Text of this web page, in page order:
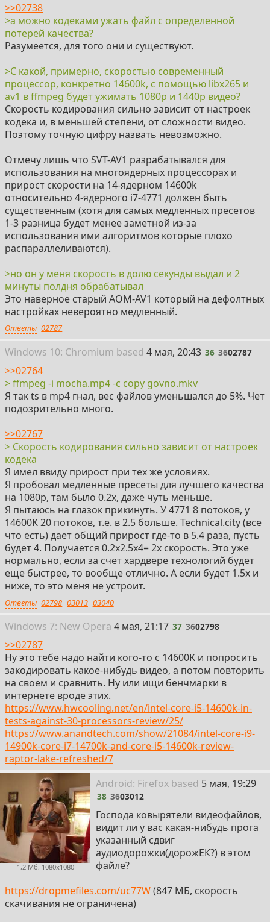
>>02738
>а можно кодеками ужать файл с определенной
потерей качества?
Разумеется, для того они и существуют.
>С какой, примерно, скоростью современный
процессор, конкретно 14600k, с помощью libx265 и
av1 в ffmpeg будет ужимать 1080p и 1440p видео?
Скорость кодирования сильно зависит от настроек
кодека и, в меньшей степени, от сложности видео.
Поэтому точную цифру назвать невозможно.
Отмечу лишь что SVT-AV1 разрабатывался для
использования на многоядерных процессорах и
прирост скорости на 14-ядерном 14600k
относительно 4-ядерного i7-4771 должен быть
существенным (хотя для самых медленных пресетов
1-3 разница будет менее заметной из-за
использования ими алгоритмов которые плохо
распараллеливаются).
>но он у меня скорость в долю секунды выдал и 2
минуты полдня обрабатывал
Это наверное старый AOM-AV1 который на дефолтных
настройках невероятно медленный.
Ответы 02787
Windows 10: Chromium based 36
4 мая, 20:43 36 3602787
>>02764
> ffmpeg -i mocha.mp4 -c copy govno.mkv
Я так ts в mp4 гнал, вес файлов уменьшался до 5%. Чет
подозрительно много.
>>02767
> Скорость кодирования сильно зависит от настроек
кодека
Я имел ввиду прирост при тех же условиях.
Я пробовал медленные пресеты для лучшего качества
на 1080p, там было 0.2х, даже чуть меньше.
Я пытаюсь на глазок прикинуть. У 4771 8 потоков, у
14600K 20 потоков, т.е. в 2.5 больше. Technical.city (все
что есть) дает общий прирост где-то в 5.4 раза, пусть
будет 4. Получается 0.2х2.5х4= 2х скорость. Это уже
нормально, если за счет хардвере технологий будет
еще быстрее, то вообще отлично. А если будет 1.5х и
ниже, то это меня не устроит.
Ответы 02798 03013 03040
Windows 7: New Opera 37
4 мая, 21:17 37 3602798
>>02787
Ну это тебе надо найти кого-то с 14600K и попросить
закодировать какое-нибудь видео, а потом повторить
на своем и сравнить. Ну или ищи бенчмарки в
интернете вроде этих.
https://www.hwcooling.net/en/intel-core-i5-14600k-in-
tests-against-30-processors-review/25/
https://www.anandtech.com/show/21084/intel-core-i9-
14900k-core-i7-14700k-and-core-i5-14600k-review-
raptor-lake-refreshed/7
1,2 Мб, 1080x1080
Android: Firefoxbased 38
5 мая, 19:29
38 3603012
Господа ковырятели видеофайлов,
видит ли у вас какая-нибудь прога
указанный сдвиг
аудиодорожки(дорожЕК?) в этом
файле?
https://dropmefiles.com/uc77W(847 МБ, скорость
скачивания не ограничена)